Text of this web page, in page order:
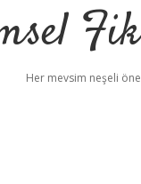
Her mevsim neşeli